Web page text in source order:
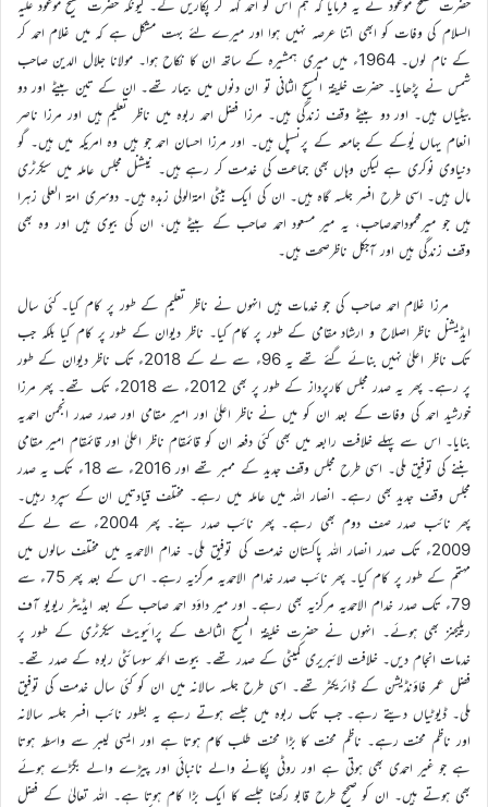
حضرت مصلح موعود نے یہ فرمایا کہ ہم اس کو احمد کہہ کر پکاریں گے۔ کیونکہ حضرت مسیح موعود علیہ
السلام کی وفات کو ابھی اتنا عرصہ نہیں ہوا اور میرے لئے بہت مشکل ہے کہ میں غلام احمد کر
کے نام لوں۔ 1964ء میں میری ہمشیرہ کے ساتھ ان کا نکاح ہوا۔ مولانا جلال الدین صاحب
شمس نے پڑھایا۔ حضرت خلیفۃ المسیح الثانی تو ان دنوں میں بیمار تھے۔ ان کے تین بیٹے اور دو
بیٹیاں ہیں۔ اور دو بیٹے وقف زندگی ہیں۔ مرزا فضل احمد ربوہ میں ناظر تعلیم ہیں اور مرزا ناصر
انعام یہاں یُوکے کے جامعہ کے پرنسپل ہیں۔ اور مرزا احسان احمد جو ہیں وہ امریکہ میں ہیں۔ گو
دنیاوی نوکری ہے لیکن وہاں بھی جماعت کی خدمت کر رہے ہیں۔ نیشنل مجلس عاملہ میں سیکرٹری
مال ہیں۔ اسی طرح افسر جلسہ گاہ ہیں۔ ان کی ایک بیٹی امۃالولی زبدہ ہیں۔ دوسری امۃ العلی زہرا
ہیں جو میرمحموداحمدصاحب، یہ میر مسعود احمد صاحب کے بیٹے ہیں، ان کی بیوی ہیں اور وہ بھی
وقف زندگی ہیں اور آجکل ناظرصحت ہیں۔
مرزا غلام احمد صاحب کی جو خدمات ہیں انہوں نے ناظر تعلیم کے طور پر کام کیا۔ کئی سال
ایڈیشنل ناظر اصلاح و ارشاد مقامی کے طور پر کام کیا۔ ناظر دیوان کے طور پر کام کیا بلکہ جب
تک ناظر اعلیٰ نہیں بنائے گئے تھے یہ 96ء سے لے کے 2018ء تک ناظر دیوان کے طور
پر رہے۔ پھر یہ صدر مجلس کارپرداز کے طور پر بھی 2012ء سے 2018ء تک تھے۔ پھر مرزا
خورشید احمد کی وفات کے بعد ان کو میں نے ناظر اعلیٰ اور امیر مقامی اور صدر صدر انجمن احمدیہ
بنایا۔ اس سے پہلے خلافت رابعہ میں بھی کئی دفعہ ان کو قائمقام ناظر اعلیٰ اور قائمقام امیر مقامی
بننے کی توفیق ملی۔ اسی طرح مجلس وقف جدید کے ممبر تھے اور 2016ء سے 18ء تک یہ صدر
مجلس وقف جدید بھی رہے۔ انصار اللہ میں عاملہ میں رہے۔ مختلف قیادتیں ان کے سپرد رہیں۔
پھر نائب صدر صف دوم بھی رہے۔ پھر نائب صدر بنے۔ پھر 2004ء سے لے کے
2009ء تک صدر انصار اللہ پاکستان خدمت کی توفیق ملی۔ خدام الاحمدیہ میں مختلف سالوں میں
مہتمم کے طور پر کام کیا۔ پھر نائب صدر خدام الاحمدیہ مرکزیہ رہے۔ اس کے بعد پھر 75ء سے
79ء تک صدر خدام الاحمدیہ مرکزیہ بھی رہے۔ اور میر داؤد احمد صاحب کے بعد ایڈیٹر ریویو آف
ریلیجنز بھی ہوئے۔ انہوں نے حضرت خلیفۃ المسیح الثالث کے پرائیویٹ سیکرٹری کے طور پر
خدمات انجام دیں۔ خلافت لائبریری کمیٹی کے صدر تھے۔ بیوت الحمد سوسائٹی ربوہ کے صدر تھے۔
فضل عمر فاؤنڈیشن کے ڈائریکٹر تھے۔ اسی طرح جلسہ سالانہ میں ان کو کئی سال خدمت کی توفیق
ملی۔ ڈیوٹیاں دیتے رہے۔ جب تک ربوہ میں جلسے ہوتے رہے یہ بطور نائب افسر جلسہ سالانہ
اور ناظم محنت رہے۔ ناظم محنت کا بڑا محنت طلب کام ہوتا ہے اور ایسی لیبر سے واسطہ ہوتا
ہے جو غیر احمدی بھی ہوتی ہے اور روٹی پکانے والے نانبائی اور پیڑے والے بگڑے ہوئے
بھی ہوتے ہیں۔ ان کو صحیح طرح قابو رکھنا جلسے کا ایک بڑا کام ہوتا ہے۔ اللہ تعالیٰ کے فضل